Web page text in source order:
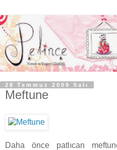
28 Temmuz 2009 Salı
Meftune
Daha önce patlıcan